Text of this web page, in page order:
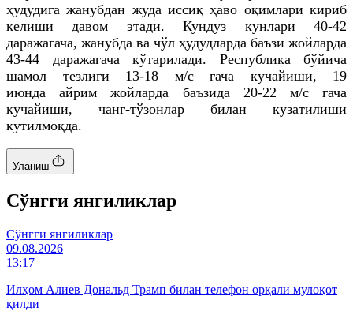
ҳудудига жанубдан жуда иссиқ ҳаво оқимлари кириб
келиши давом этади. Кундуз кунлари 40-42
даражагача, жанубда ва чўл ҳудудларда баъзи жойларда
43-44 даражагача кўтарилади. Республика бўйича
шамол тезлиги 13-18 м/с гача кучайиши, 19
июнда айрим жойларда баъзида 20-22 м/с гача
кучайиши, чанг-тўзонлар билан кузатилиши
кутилмоқда.
Уланиш
Cўнгги янгиликлар
Cўнгги янгиликлар
09.08.2026
13:17
Илҳом Алиев Дональд Трамп билан телефон орқали мулоқот
қилди